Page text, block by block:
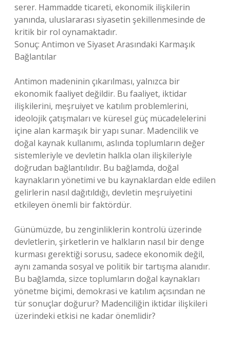
serer. Hammadde ticareti, ekonomik ilişkilerin
yanında, uluslararası siyasetin şekillenmesinde de
kritik bir rol oynamaktadır.
Sonuç: Antimon ve Siyaset Arasındaki Karmaşık
Bağlantılar
Antimon madeninin çıkarılması, yalnızca bir
ekonomik faaliyet değildir. Bu faaliyet, iktidar
ilişkilerini, meşruiyet ve katılım problemlerini,
ideolojik çatışmaları ve küresel güç mücadelelerini
içine alan karmaşık bir yapı sunar. Madencilik ve
doğal kaynak kullanımı, aslında toplumların değer
sistemleriyle ve devletin halkla olan ilişkileriyle
doğrudan bağlantılıdır. Bu bağlamda, doğal
kaynakların yönetimi ve bu kaynaklardan elde edilen
gelirlerin nasıl dağıtıldığı, devletin meşruiyetini
etkileyen önemli bir faktördür.
Günümüzde, bu zenginliklerin kontrolü üzerinde
devletlerin, şirketlerin ve halkların nasıl bir denge
kurması gerektiği sorusu, sadece ekonomik değil,
aynı zamanda sosyal ve politik bir tartışma alanıdır.
Bu bağlamda, sizce toplumların doğal kaynakları
yönetme biçimi, demokrasi ve katılım açısından ne
tür sonuçlar doğurur? Madenciliğin iktidar ilişkileri
üzerindeki etkisi ne kadar önemlidir?